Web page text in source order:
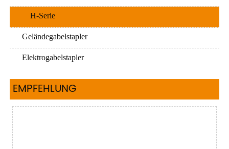
H-Serie
Geländegabelstapler
Elektrogabelstapler
EMPFEHLUNG